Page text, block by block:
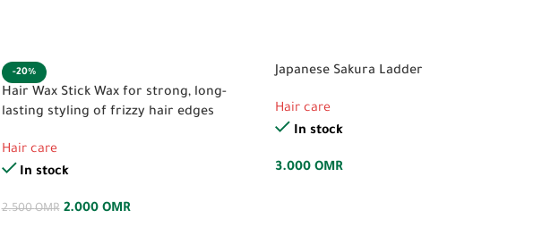
-20%
Hair Wax Stick Wax for strong, long-
lasting styling of frizzy hair edges
Hair care
In stock
2.500OMR 2.000 OMR
Japanese Sakura Ladder
Hair care
In stock
3.000 OMR